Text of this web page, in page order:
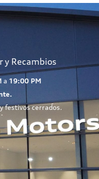
y Recambios
a 19:00 PM
festivos cerrados.